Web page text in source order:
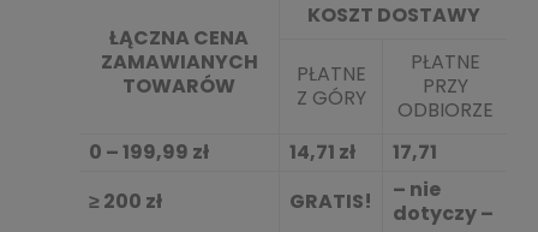
ŁĄCZNA CENA
ZAMAWIANYCH
TOWARÓW
KOSZT DOSTAWY
PŁATNE
Z GÓRY
PŁATNE
PRZY
ODBIORZE
0 – 199,99 zł
14,71 zł
17,71
≥ 200 zł
GRATIS!
– nie
dotyczy –